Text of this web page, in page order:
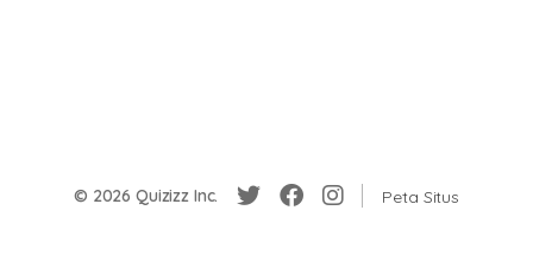
© 2026 Quizizz Inc. Peta Situs